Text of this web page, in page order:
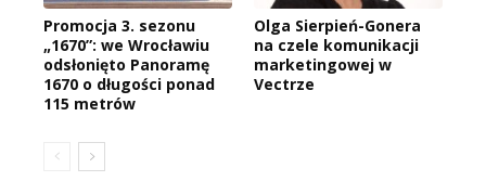
Promocja 3. sezonu
„1670”: we Wrocławiu
odsłonięto Panoramę
1670 o długości ponad
115 metrów
Olga Sierpień-Gonera
na czele komunikacji
marketingowej w
Vectrze